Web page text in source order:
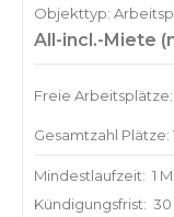
Objekttyp:
All-incl.-Miete
Freie
Gesamtzahl Plätze:
Mindestlaufzeit: 1
Kündigungsfrist: 30